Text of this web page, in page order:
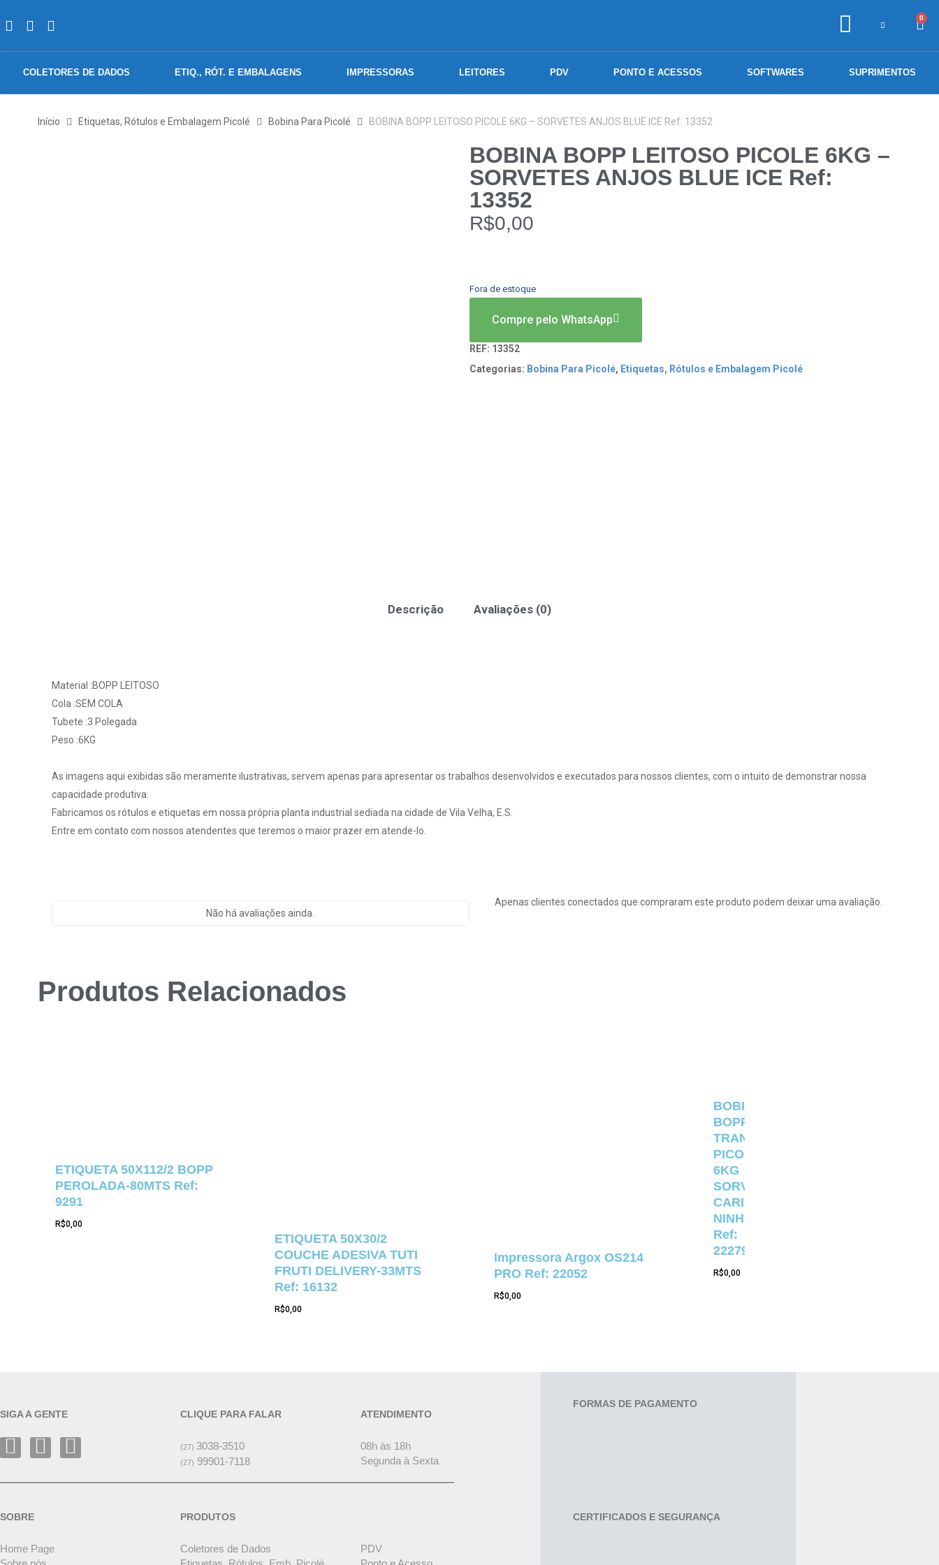
0
COLETORES DE DADOS ETIQ., RÓT. E EMBALAGENS IMPRESSORAS LEITORES PDV PONTO E ACESSOS SOFTWARES SUPRIMENTOS
Início Etiquetas, Rótulos e Embalagem Picolé Bobina Para Picolé BOBINA BOPP LEITOSO PICOLE 6KG – SORVETES ANJOS BLUE ICE Ref: 13352
BOBINA BOPP LEITOSO PICOLE 6KG –
SORVETES ANJOS BLUE ICE Ref:
13352
R$0,00
Fora de estoque
Compre pelo WhatsApp
REF: 13352
Categorias: Bobina Para Picolé, Etiquetas, Rótulos e Embalagem Picolé
Descrição Avaliações (0)
Material :BOPP LEITOSO
Cola :SEM COLA
Tubete :3 Polegada
Peso :6KG
As imagens aqui exibidas são meramente ilustrativas, servem apenas para apresentar os trabalhos desenvolvidos e executados para nossos clientes, com o intuito de demonstrar nossa
capacidade produtiva.
Fabricamos os rótulos e etiquetas em nossa própria planta industrial sediada na cidade de Vila Velha, E.S.
Entre em contato com nossos atendentes que teremos o maior prazer em atende-lo.
Não há avaliações ainda.
Apenas clientes conectados que compraram este produto podem deixar uma avaliação.
Produtos Relacionados
ETIQUETA 50X112/2 BOPP
PEROLADA-80MTS Ref:
9291
R$0,00
ETIQUETA 50X30/2
COUCHE ADESIVA TUTI
FRUTI DELIVERY-33MTS
Ref: 16132
R$0,00
Impressora Argox OS214
PRO Ref: 22052
R$0,00
BOBINA
BOPP
TRANSPARENTE
PICOLÉ
6KG
SORVETERIA
CARIOCA
NINHO
Ref:
22279
R$0,00
SIGA A GENTE CLIQUE PARA FALAR
(27) 3038-3510
(27) 99901-7118
ATENDIMENTO
08h às 18h
Segunda à Sexta
SOBRE
Home Page
PRODUTOS
Coletores de Dados
PDV
FORMAS DE PAGAMENTO
CERTIFICADOS E SEGURANÇA